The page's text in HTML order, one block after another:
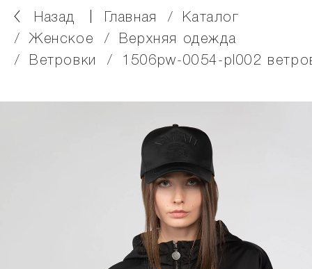
Назад главная
каталог
женское
верхняя одежда
ветровки
1506pw-0054-pl002